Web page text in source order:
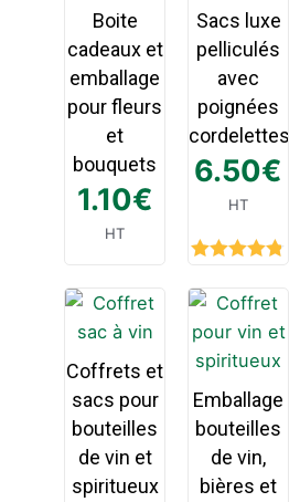
Boite
cadeaux et
emballage
pour fleurs
et
bouquets
1.10€
HT
Sacs luxe
pelliculés
avec
poignées
cordelettes
6.50€
HT
out of 5
Coffrets et
sacs pour
bouteilles
de vin et
spiritueux
Emballage
bouteilles
de vin,
bières et